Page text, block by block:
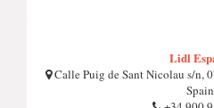
Lidl
Calle Puig de Sant Nicolau s/n,
Spain